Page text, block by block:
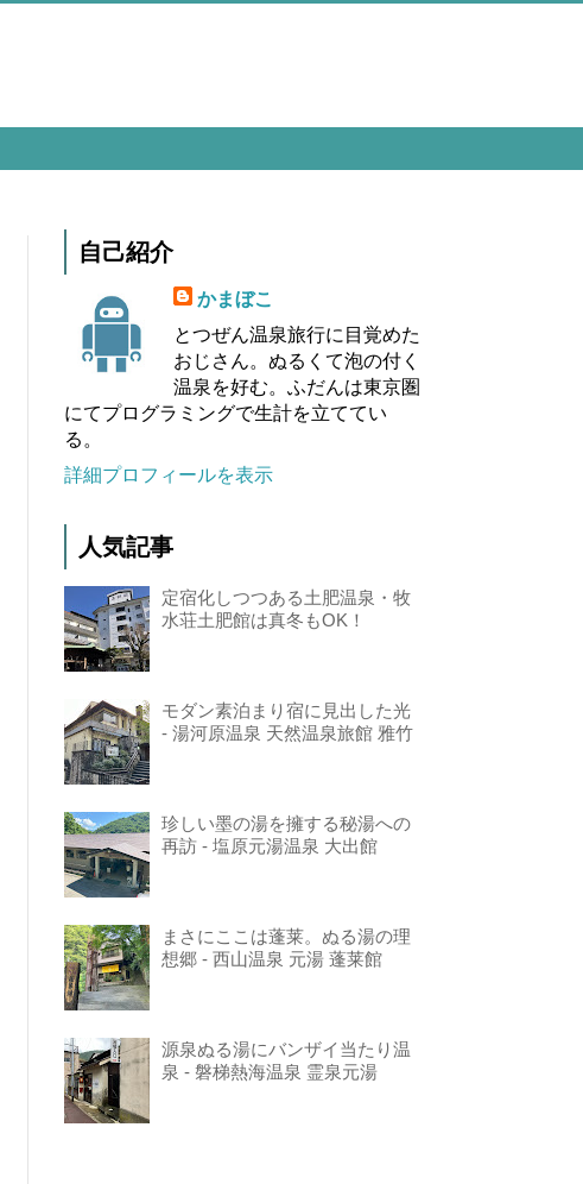
自己紹介
かまぼこ
とつぜん温泉旅行に目覚めた
おじさん。ぬるくて泡の付く
温泉を好む。ふだんは東京圏
にてプログラミングで生計を立ててい
る。
詳細プロフィールを表示
人気記事
定宿化しつつある土肥温泉・牧
水荘土肥館は真冬もOK！
モダン素泊まり宿に見出した光
- 湯河原温泉 天然温泉旅館 雅竹
珍しい墨の湯を擁する秘湯への
再訪 - 塩原元湯温泉 大出館
まさにここは蓬莱。ぬる湯の理
想郷 - 西山温泉 元湯 蓬莱館
源泉ぬる湯にバンザイ当たり温
泉 - 磐梯熱海温泉 霊泉元湯